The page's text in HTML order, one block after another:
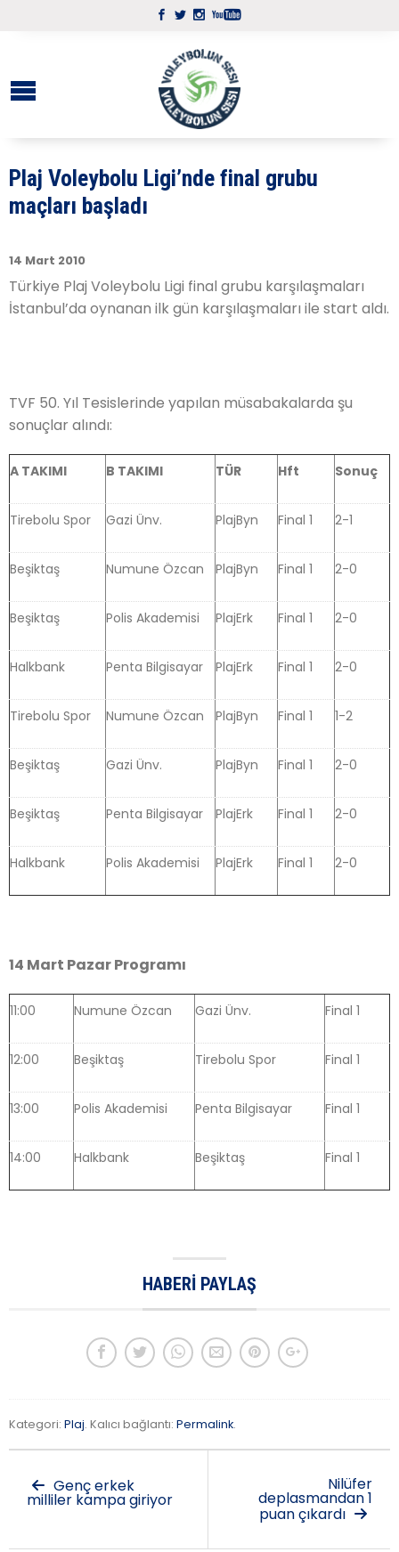
Plaj Voleybolu Ligi’nde final grubu
maçları başladı
14 Mart 2010
Türkiye Plaj Voleybolu Ligi final grubu karşılaşmaları
İstanbul’da oynanan ilk gün karşılaşmaları ile start aldı.
TVF 50. Yıl Tesislerinde yapılan müsabakalarda şu
sonuçlar alındı:
A TAKIMI B TAKIMI TÜR Hft Sonuç
Tirebolu Spor Gazi Ünv. PlajByn Final 1 2-1
Beşiktaş Numune Özcan PlajByn Final 1 2-0
Beşiktaş Polis Akademisi PlajErk Final 1 2-0
Halkbank Penta Bilgisayar PlajErk Final 1 2-0
Tirebolu Spor Numune Özcan PlajByn Final 1 1-2
Beşiktaş Gazi Ünv. PlajByn Final 1 2-0
Beşiktaş Penta Bilgisayar PlajErk Final 1 2-0
Halkbank Polis Akademisi PlajErk Final 1 2-0
14 Mart Pazar Programı
11:00 Numune Özcan Gazi Ünv. Final 1
12:00 Beşiktaş Tirebolu Spor Final 1
13:00 Polis Akademisi Penta Bilgisayar Final 1
14:00 Halkbank Beşiktaş Final 1
HABERI PAYLAŞ
Kategori: Plaj. Kalıcı bağlantı: Permalink.
Genç erkek
milliler kampa giriyor
Nilüfer
deplasmandan 1
puan çıkardı